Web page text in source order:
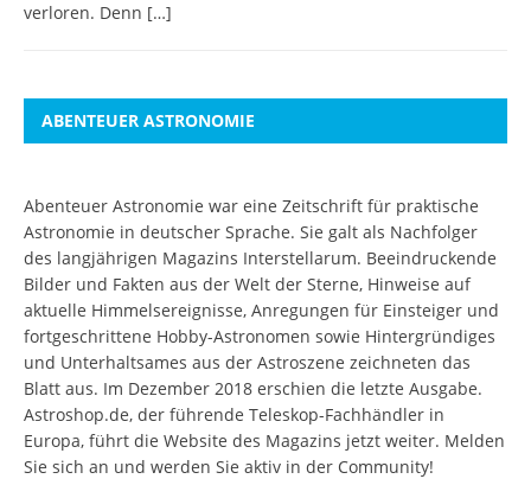
verloren. Denn […]
ABENTEUER ASTRONOMIE
Abenteuer Astronomie war eine Zeitschrift für praktische
Astronomie in deutscher Sprache. Sie galt als Nachfolger
des langjährigen Magazins Interstellarum. Beeindruckende
Bilder und Fakten aus der Welt der Sterne, Hinweise auf
aktuelle Himmelsereignisse, Anregungen für Einsteiger und
fortgeschrittene Hobby-Astronomen sowie Hintergründiges
und Unterhaltsames aus der Astroszene zeichneten das
Blatt aus. Im Dezember 2018 erschien die letzte Ausgabe.
Astroshop.de, der führende Teleskop-Fachhändler in
Europa, führt die Website des Magazins jetzt weiter. Melden
Sie sich an und werden Sie aktiv in der Community!